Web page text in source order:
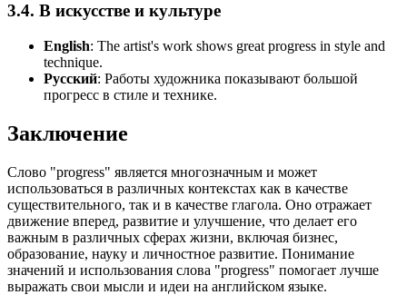
3.4. В искусстве и культуре
English: The artist's work shows great progress in style and
technique.
Русский: Работы художника показывают большой
прогресс в стиле и технике.
Заключение
Слово "progress" является многозначным и может
использоваться в различных контекстах как в качестве
существительного, так и в качестве глагола. Оно отражает
движение вперед, развитие и улучшение, что делает его
важным в различных сферах жизни, включая бизнес,
образование, науку и личностное развитие. Понимание
значений и использования слова "progress" помогает лучше
выражать свои мысли и идеи на английском языке.